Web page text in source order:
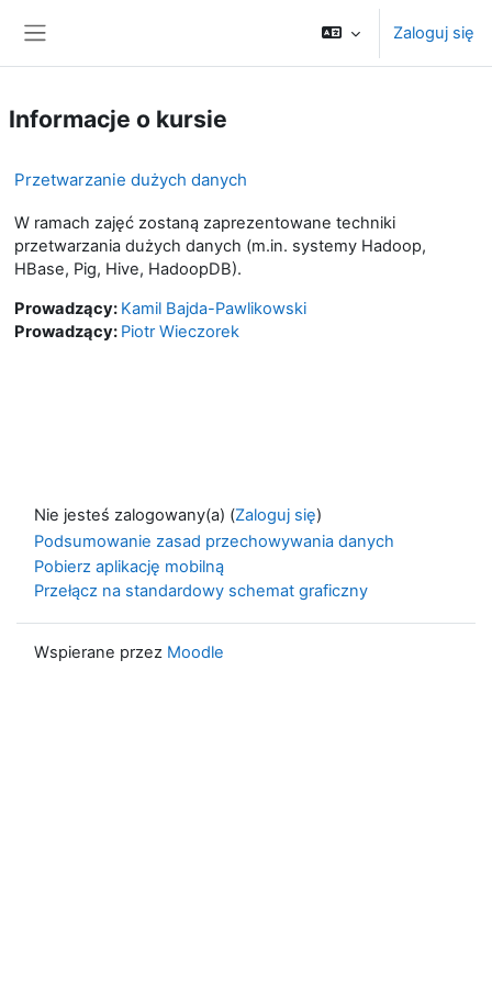
Zaloguj się
Informacje o kursie
Przetwarzanie dużych danych
W ramach zajęć zostaną zaprezentowane techniki
przetwarzania dużych danych (m.in. systemy Hadoop,
HBase, Pig, Hive, HadoopDB).
Prowadzący: Kamil Bajda-Pawlikowski
Prowadzący: Piotr Wieczorek
Nie jesteś zalogowany(a) (Zaloguj się)
Podsumowanie zasad przechowywania danych
Pobierz aplikację mobilną
Przełącz na standardowy schemat graficzny
Wspierane przez Moodle